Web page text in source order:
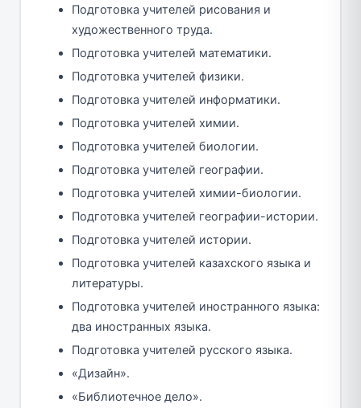
Подготовка учителей рисования и
художественного труда.
Подготовка учителей математики.
Подготовка учителей физики.
Подготовка учителей информатики.
Подготовка учителей химии.
Подготовка учителей биологии.
Подготовка учителей географии.
Подготовка учителей химии-биологии.
Подготовка учителей географии-истории.
Подготовка учителей истории.
Подготовка учителей казахского языка и
литературы.
Подготовка учителей иностранного языка:
два иностранных языка.
Подготовка учителей русского языка.
«Дизайн».
«Библиотечное дело».